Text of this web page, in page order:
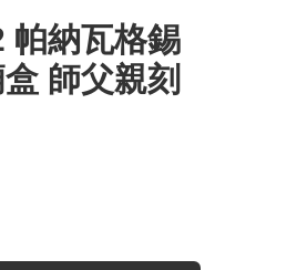
帕納瓦格錫
師父親刻